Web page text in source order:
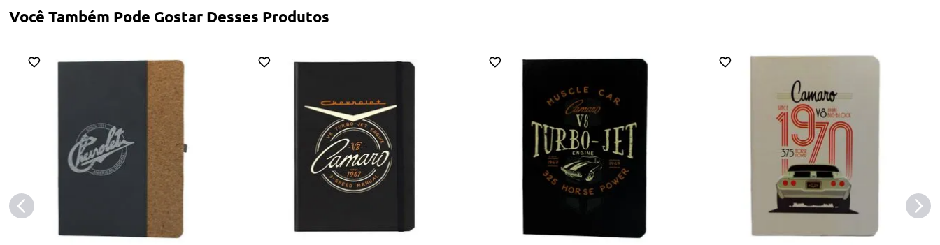
Você Também Pode Gostar Desses Produtos
A5
COMPRAR
A5
COMPRAR
A5
COMPRAR
A5
COMPRAR